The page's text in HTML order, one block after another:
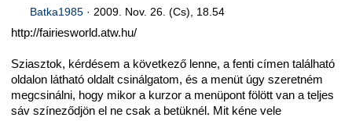
Batka1985· 2009. Nov. 26. (Cs), 18.54
http://fairiesworld.atw.hu/
Sziasztok, kérdésem a következő lenne, a fenti címen található
oldalon látható oldalt csinálgatom, és a menüt úgy szeretném
megcsinálni, hogy mikor a kurzor a menüpont fölött van a teljes
sáv színeződjön el ne csak a betüknél. Mit kéne vele